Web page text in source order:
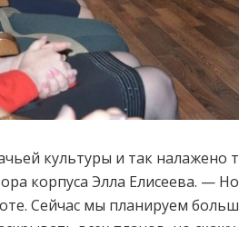
культуры и так налажено
корпуса Элла Елисеева. —
Сейчас мы планируем